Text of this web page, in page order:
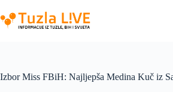
to
content
Izbor Miss FBiH: Najljepša Medina Kuč iz